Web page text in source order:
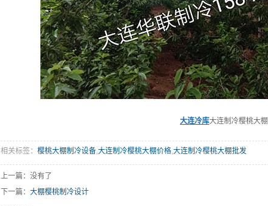
大连冷库大连制冷樱桃大棚
相关标签： 樱桃大棚制冷设备,大连制冷樱桃大棚价格,大连制冷樱桃大棚批发
上一篇：没有了
下一篇： 大棚樱桃制冷设计